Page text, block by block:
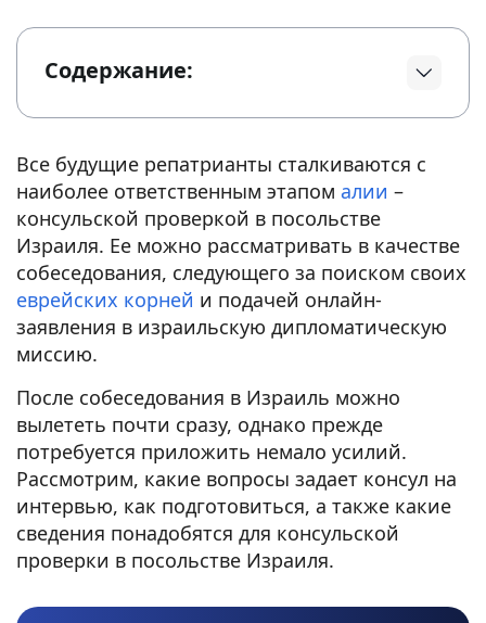
Содержание:
Все будущие репатрианты сталкиваются с
наиболее ответственным этапом алии –
консульской проверкой в посольстве
Израиля. Ее можно рассматривать в качестве
собеседования, следующего за поиском своих
еврейских корней и подачей онлайн-
заявления в израильскую дипломатическую
миссию.
После собеседования в Израиль можно
вылететь почти сразу, однако прежде
потребуется приложить немало усилий.
Рассмотрим, какие вопросы задает консул на
интервью, как подготовиться, а также какие
сведения понадобятся для консульской
проверки в посольстве Израиля.